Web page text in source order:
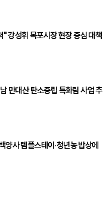
" 강성휘 목포시장 현장 중심 대책
만대산 탄소중립 특화림 사업 추
양사 템플스테이·청년농 밥상에